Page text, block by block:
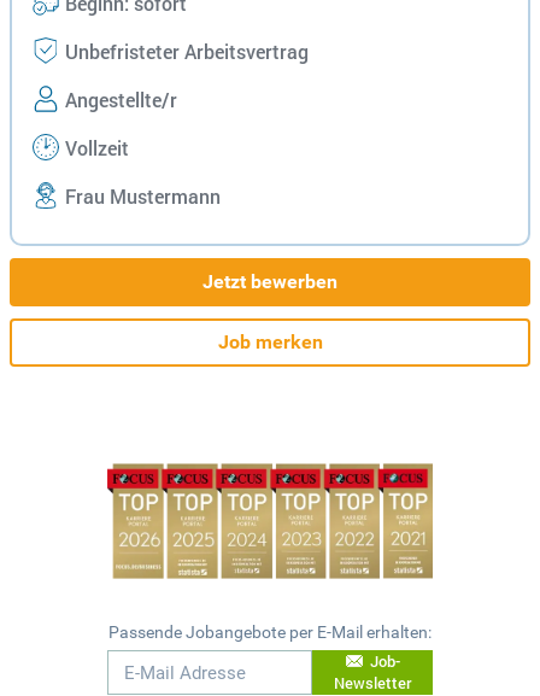
Unbefristeter Arbeitsvertrag
Angestellte/r
Vollzeit
Frau Mustermann
Jetzt bewerben
Job merken
Passende Jobangebote per E-Mail erhalten:
Job-
Newsletter